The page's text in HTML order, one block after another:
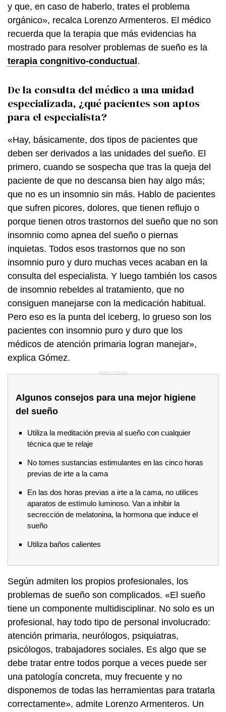
y que, en caso de haberlo, trates el problema
orgánico», recalca Lorenzo Armenteros. El médico
recuerda que la terapia que más evidencias ha
mostrado para resolver problemas de sueño es la
terapia congnitivo-conductual.
De la consulta del médico a una unidad
especializada, ¿qué pacientes son aptos
para el especialista?
«Hay, básicamente, dos tipos de pacientes que
deben ser derivados a las unidades del sueño. El
primero, cuando se sospecha que tras la queja del
paciente de que no descansa bien hay algo más;
que no es un insomnio sin más. Hablo de pacientes
que sufren picores, dolores, que tienen reflujo o
porque tienen otros trastornos del sueño que no son
insomnio como apnea del sueño o piernas
inquietas. Todos esos trastornos que no son
insomnio puro y duro muchas veces acaban en la
consulta del especialista. Y luego también los casos
de insomnio rebeldes al tratamiento, que no
consiguen manejarse con la medicación habitual.
Pero eso es la punta del iceberg, lo grueso son los
pacientes con insomnio puro y duro que los
médicos de atención primaria logran manejar»,
explica Gómez.
Algunos consejos para una mejor higiene
del sueño
Utiliza la meditación previa al sueño con cualquier
técnica que te relaje
No tomes sustancias estimulantes en las cinco horas
previas de irte a la cama
En las dos horas previas a irte a la cama, no utilices
aparatos de estímulo luminoso. Van a inhibir la
secrección de melatonina, la hormona que induce el
sueño
Utiliza baños calientes
Según admiten los propios profesionales, los
problemas de sueño son complicados. «El sueño
tiene un componente multidisciplinar. No solo es un
profesional, hay todo tipo de personal involucrado:
atención primaria, neurólogos, psiquiatras,
psicólogos, trabajadores sociales. Es algo que se
debe tratar entre todos porque a veces puede ser
una patología concreta, muy frecuente y no
disponemos de todas las herramientas para tratarla
correctamente», admite Lorenzo Armenteros. Un